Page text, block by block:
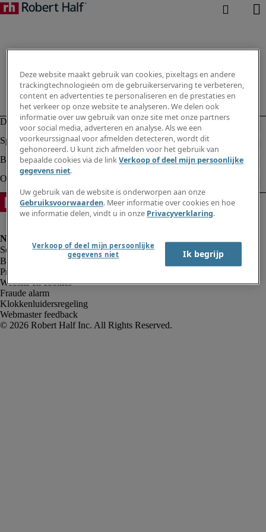
Bedrijfsinformatie
Privacyverklaring
Website en cookies
Fraude alarm
Klokkenluidersregeling
Webmaster feedback
Deze website maakt gebruik van cookies, pixeltags en andere
trackingtechnologieën om de gebruikerservaring te verbeteren,
content en advertenties te personaliseren en de prestaties en
het verkeer op onze website te analyseren. We delen ook
informatie over uw gebruik van onze site met onze partners
voor social media, adverteren en analyse. Als we een
voorkeurssignaal voor afmelden detecteren, wordt dit
gehonoreerd. U kunt zich afmelden voor het gebruik van
bepaalde cookies via de linkVerkoop of deel mijn persoonlijke
gegevens niet.
Uw gebruik van de website is onderworpen aan onze
Gebruiksvoorwaarden. Meer informatie over cookies en hoe
we informatie delen, vindt u in onze Privacyverklaring.
Verkoop of deel mijn persoonlijke
gegevens niet
Ik begrijp